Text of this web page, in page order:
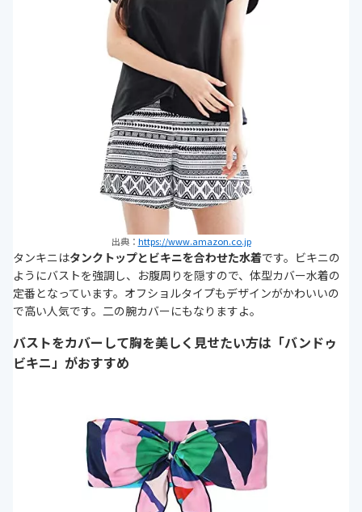
出典： https://www.amazon.co.jp
タンキニはタンクトップとビキニを合わせた水着です。ビキニの
ようにバストを強調し、お腹周りを隠すので、体型カバー水着の
定番となっています。オフショルタイプもデザインがかわいいの
で高い人気です。二の腕カバーにもなりますよ。
バストをカバーして胸を美しく見せたい方は「バンドゥ
ビキニ」がおすすめ